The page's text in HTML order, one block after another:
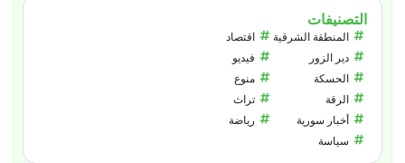
التصنيفات
المنطقة الشرقية
دير الزور
الحسكة
الرقة
أخبار سورية
سياسة
اقتصاد
فيديو
منوع
تراث
رياضة